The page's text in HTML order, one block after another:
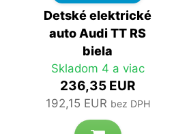
Detské elektrické
auto Audi TT RS
biela
Skladom 4 a viac
236,35 EUR
192,15 EUR bez DPH